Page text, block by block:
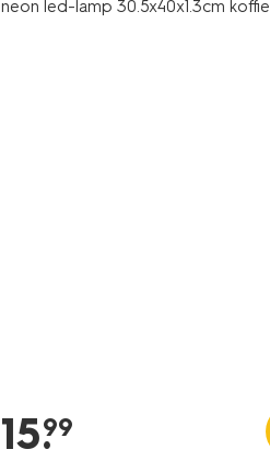
neon led-lamp 30.5x40x1.3cm koffie
15.
99